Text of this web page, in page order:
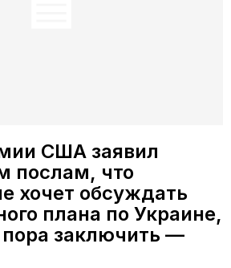
США заявил
послам, что
хочет обсуждать
плана по Украине,
заключить —